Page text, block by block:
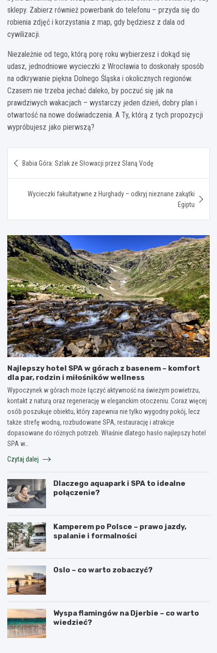
sklepy. Zabierz również powerbank do telefonu – przyda się do
robienia zdjęć i korzystania z map, gdy będziesz z dala od
cywilizacji.
Niezależnie od tego, którą porę roku wybierzesz i dokąd się
udasz, jednodniowe wycieczki z Wrocławia to doskonały sposób
na odkrywanie piękna Dolnego Śląska i okolicznych regionów.
Czasem nie trzeba jechać daleko, by poczuć się jak na
prawdziwych wakacjach – wystarczy jeden dzień, dobry plan i
otwartość na nowe doświadczenia. A Ty, którą z tych propozycji
wypróbujesz jako pierwszą?
wpisu
Babia Góra: Szlak ze Słowacji przez Slaną Vodę
Wycieczki fakultatywne z Hurghady – odkryj nieznane zakątki
Egiptu
Najlepszy hotel SPA w górach z basenem – komfort
dla par, rodzin i miłośników wellness
Wypoczynek w górach może łączyć aktywność na świeżym powietrzu,
kontakt z naturą oraz regenerację w eleganckim otoczeniu. Coraz więcej
osób poszukuje obiektu, który zapewnia nie tylko wygodny pokój, lecz
także strefę wodną, rozbudowane SPA, restaurację i atrakcje
dopasowane do różnych potrzeb. Właśnie dlatego hasło najlepszy hotel
SPA w…
Czytaj dalej
Dlaczego aquapark i SPA to idealne
połączenie?
Kamperem po Polsce – prawo jazdy,
spalanie i formalności
Oslo – co warto zobaczyć?
Wyspa flamingów na Djerbie – co warto
wiedzieć?
N
C